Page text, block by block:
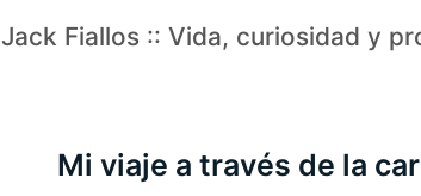
Jack Fiallos :: Vida, curiosidad y
Mi viaje a través de la